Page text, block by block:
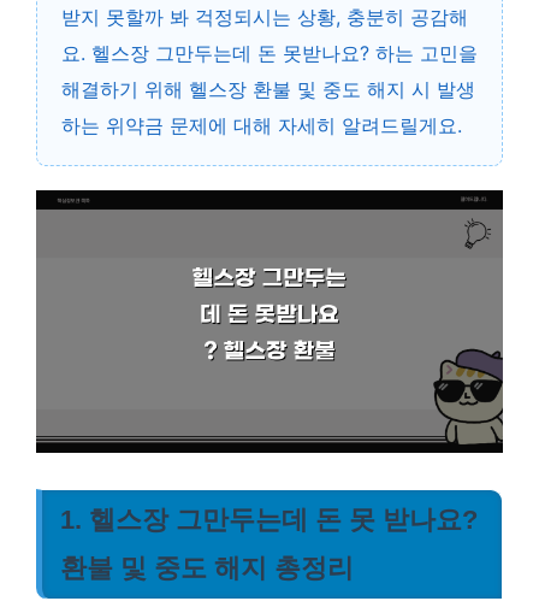
받지 못할까 봐 걱정되시는 상황, 충분히 공감해
요. 헬스장 그만두는데 돈 못받나요? 하는 고민을
해결하기 위해 헬스장 환불 및 중도 해지 시 발생
하는 위약금 문제에 대해 자세히 알려드릴게요.
1. 헬스장 그만두는데 돈 못 받나요?
환불 및 중도 해지 총정리